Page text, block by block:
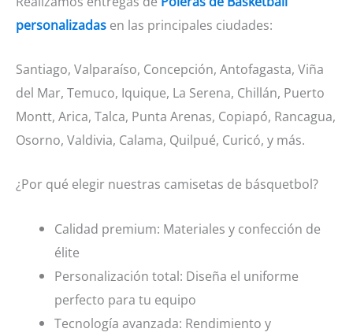
personalizadas en las principales ciudades:
Santiago, Valparaíso, Concepción, Antofagasta, Viña
del Mar, Temuco, Iquique, La Serena, Chillán, Puerto
Montt, Arica, Talca, Punta Arenas, Copiapó, Rancagua,
Osorno, Valdivia, Calama, Quilpué, Curicó, y más.
¿Por qué elegir nuestras camisetas de básquetbol?
Calidad premium: Materiales y confección de
élite
Personalización total: Diseña el uniforme
perfecto para tu equipo
Tecnología avanzada: Rendimiento y